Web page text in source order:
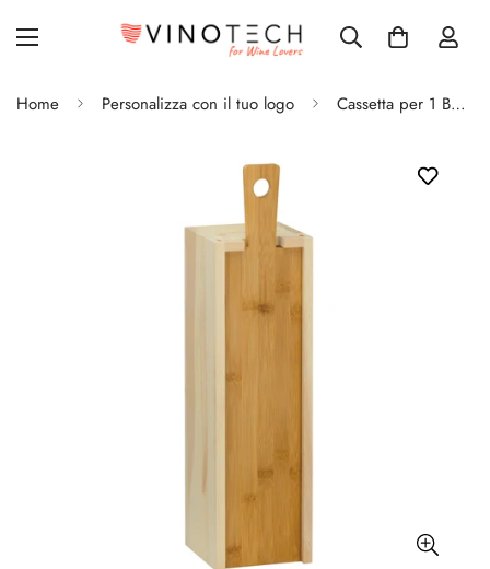
Home Personalizza con il tuo logo Cassetta per 1 Bottiglia di Vino Personalizzata con Tagliere